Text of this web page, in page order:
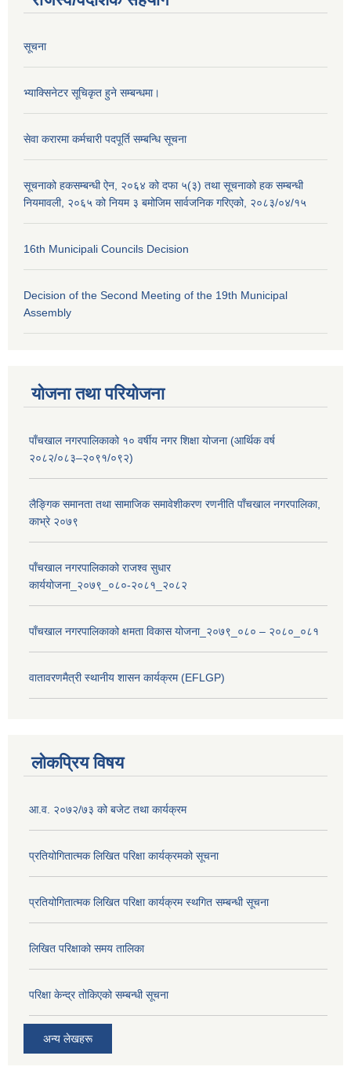
सूचना
भ्याक्सिनेटर सूचिकृत हुने सम्बन्धमा।
सेवा करारमा कर्मचारी पदपूर्ति सम्बन्धि सूचना
सूचनाको हकसम्बन्धी ऐन, २०६४ को दफा ५(३) तथा सूचनाको हक सम्बन्धी
नियमावली, २०६५ को नियम ३ बमोजिम सार्वजनिक गरिएको, २०८३/०४/१५
16th Municipali Councils Decision
Decision of the Second Meeting of the 19th Municipal
Assembly
योजना तथा परियोजना
पाँचखाल नगरपालिकाको १० वर्षीय नगर शिक्षा योजना (आर्थिक वर्ष
२०८२/०८३–२०९१/०९२)
लैङ्गिक समानता तथा सामाजिक समावेशीकरण रणनीति पाँचखाल नगरपालिका,
काभ्रे २०७९
पाँचखाल नगरपालिकाको राजश्व सुधार
कार्ययोजना_२०७९_०८०-२०८१_२०८२
पाँचखाल नगरपालिकाको क्षमता विकास योजना_२०७९_०८० – २०८०_०८१
वातावरणमैत्री स्थानीय शासन कार्यक्रम (EFLGP)
लोकप्रिय विषय
आ.व. २०७२/७३ को बजेट तथा कार्यक्रम
प्रतियोगितात्मक लिखित परिक्षा कार्यक्रमको सूचना
प्रतियोगितात्मक लिखित परिक्षा कार्यक्रम स्थगित सम्बन्धी सूचना
लिखित परिक्षाको समय तालिका
परिक्षा केन्द्र तोकिएको सम्बन्धी सूचना
अन्य लेखहरू